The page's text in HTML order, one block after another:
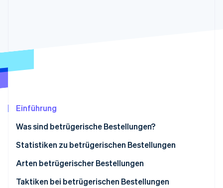
CO₂-Entnahme
Stripe-Sessions 2026
Erfahren Sie, wie Stripe Lösungen für die
Jetzt ansehen
Einführung
Was sind betrügerische Bestellungen?
Statistiken zu betrügerischen Bestellungen
Arten betrügerischer Bestellungen
Kreditkartenbetrug
Taktiken bei betrügerischen Bestellungen